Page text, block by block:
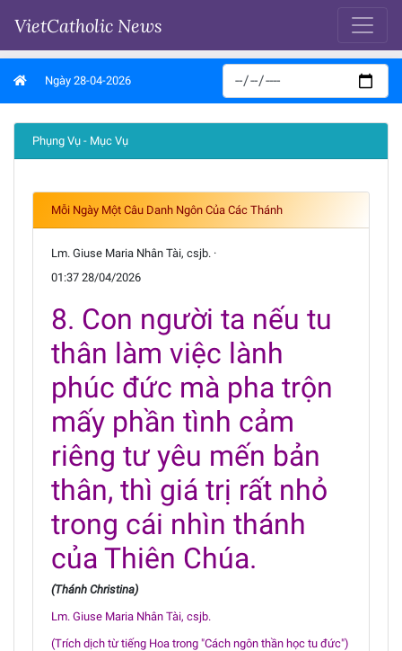
VietCatholic News
Ngày 28-04-2026
Phụng Vụ - Mục Vụ
Mỗi Ngày Một Câu Danh Ngôn Của Các Thánh
Lm. Giuse Maria Nhân Tài, csjb. ·
01:37 28/04/2026
8. Con người ta nếu tu
thân làm việc lành
phúc đức mà pha trộn
mấy phần tình cảm
riêng tư yêu mến bản
thân, thì giá trị rất nhỏ
trong cái nhìn thánh
của Thiên Chúa.
(Thánh Christina)
Lm. Giuse Maria Nhân Tài, csjb.
(Trích dịch từ tiếng Hoa trong "Cách ngôn thần học tu đức")